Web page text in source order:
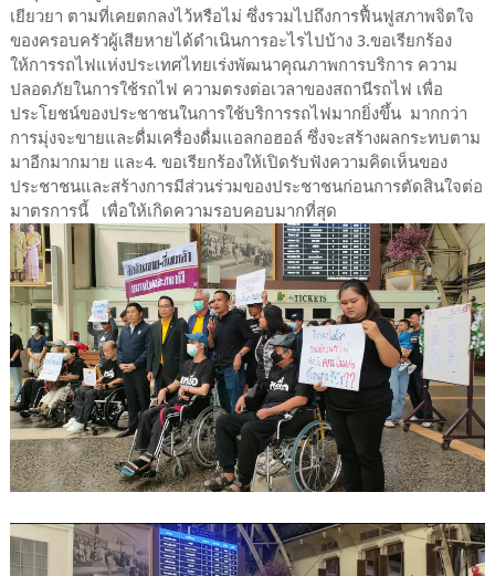
เยียวยา ตามที่เคยตกลงไว้หรือไม่ ซึ่งรวมไปถึงการฟื้นฟูสภาพจิตใจ
ของครอบครัวผู้เสียหายได้ดำเนินการอะไรไปบ้าง 3.ขอเรียกร้อง
ให้การรถไฟแห่งประเทศไทยเร่งพัฒนาคุณภาพการบริการ ความ
ปลอดภัยในการใช้รถไฟ ความตรงต่อเวลาของสถานีรถไฟ เพื่อ
ประโยชน์ของประชาชนในการใช้บริการรถไฟมากยิ่งขึ้น มากกว่า
การมุ่งจะขายและดื่มเครื่องดื่มแอลกอฮอล์ ซึ่งจะสร้างผลกระทบตาม
มาอีกมากมาย และ4. ขอเรียกร้องให้เปิดรับฟังความคิดเห็นของ
ประชาชนและสร้างการมีส่วนร่วมของประชาชนก่อนการตัดสินใจต่อ
มาตรการนี้ เพื่อให้เกิดความรอบคอบมากที่สุด